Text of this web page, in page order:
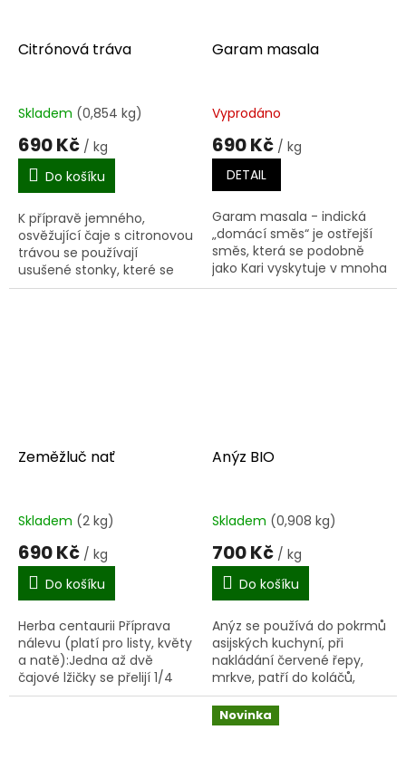
Citrónová tráva
Skladem (0,854 kg)
690 Kč / kg
Do košíku
K přípravě jemného,
osvěžující čaje s citronovou
trávou se používají
usušené stonky, které se
zalijí vroucí vodou. Žluto-
Garam masala
Vyprodáno
690 Kč / kg
DETAIL
Garam masala - indická
„domácí směs“ je ostřejší
směs, která se podobně
jako Kari vyskytuje v mnoha
různých variantách,
Zeměžluč nať
Skladem (2 kg)
690 Kč / kg
Do košíku
Herba centaurii Příprava
nálevu (platí pro listy, květy
a natě):Jedna až dvě
čajové lžičky se přelijí 1/4
litrem vroucí vody, nechají
Anýz BIO
Skladem (0,908 kg)
700 Kč / kg
Do košíku
Anýz se používá do pokrmů
asijských kuchyní, při
nakládání červené řepy,
mrkve, patří do koláčů,
vánočního pečiva,
anýzových placiček,
mléčné polévky, ovesné
Novinka